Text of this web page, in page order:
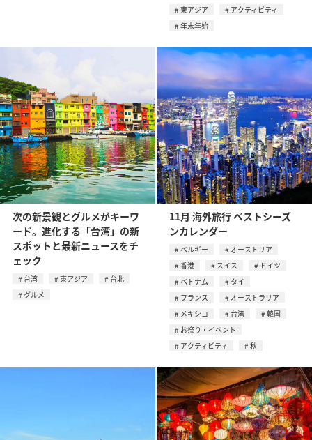
東アジア
アクティビティ
年末年始
次の新景観とグルメがキーワ
ード。進化する「台湾」の新
スポットと最新ニュースをチ
ェック
台湾 東アジア
台北
グルメ
11月 海外旅行 ベストシーズ
ンカレンダー
ベルギー
オーストリア
香港
スイス
ドイツ
ベトナム
タイ
フランス
オーストラリア
メキシコ
台湾
韓国
お祭り・イベント
アクティビティ
秋